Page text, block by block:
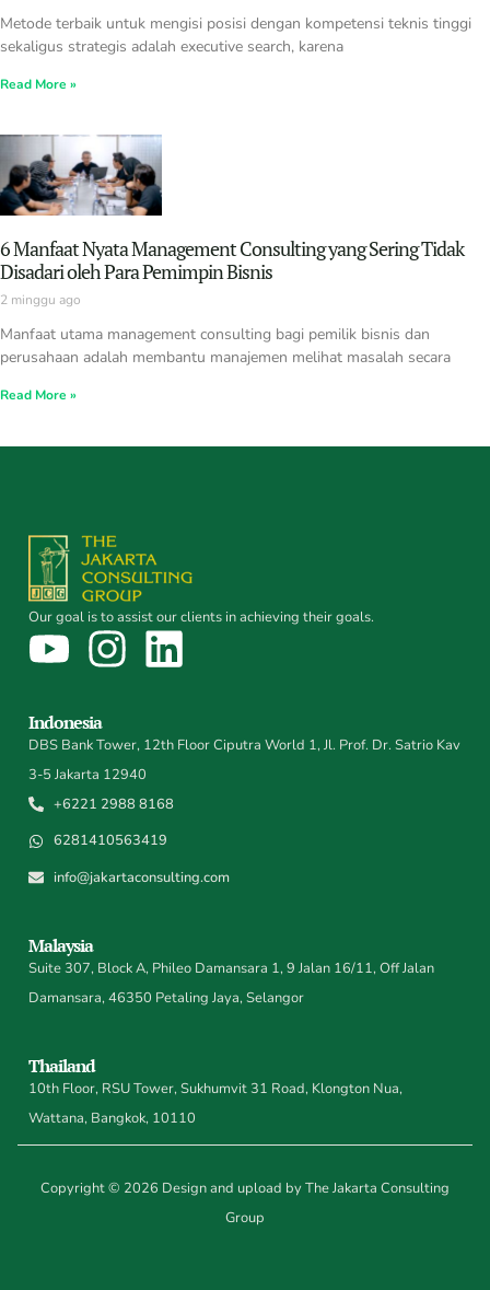
Metode terbaik untuk mengisi posisi dengan kompetensi teknis tinggi
sekaligus strategis adalah executive search, karena
Read More »
6 Manfaat Nyata Management Consulting yang Sering Tidak
Disadari oleh Para Pemimpin Bisnis
2 minggu ago
Manfaat utama management consulting bagi pemilik bisnis dan
perusahaan adalah membantu manajemen melihat masalah secara
Read More »
Our goal is to assist our clients in achieving their goals.
Indonesia
DBS Bank Tower, 12th Floor Ciputra World 1, Jl. Prof. Dr. Satrio Kav
3-5 Jakarta 12940
+6221 2988 8168
6281410563419
info@jakartaconsulting.com
Malaysia
Suite 307, Block A, Phileo Damansara 1, 9 Jalan 16/11, Off Jalan
Damansara, 46350 Petaling Jaya, Selangor
Thailand
10th Floor, RSU Tower, Sukhumvit 31 Road, Klongton Nua,
Wattana, Bangkok, 10110
Copyright © 2026 Design and upload by The Jakarta Consulting
Group